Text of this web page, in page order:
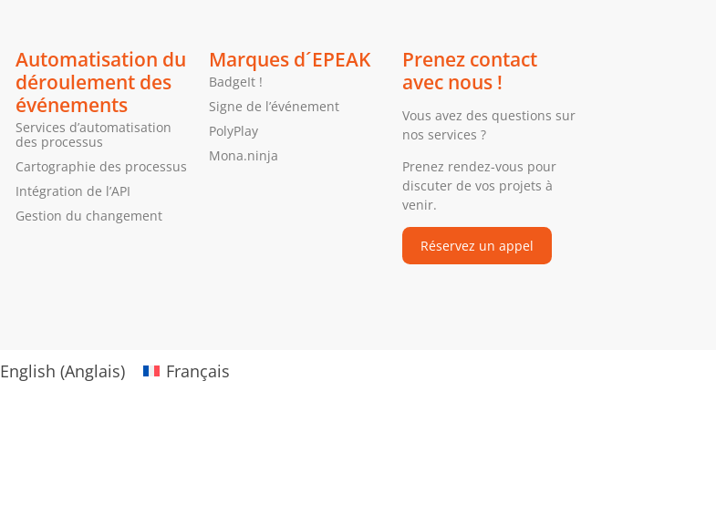
Automatisation du
déroulement des
événements
Services d’automatisation
des processus
Cartographie des processus
Intégration de l’API
Gestion du changement
Marques d´EPEAK
BadgeIt !
Signe de l’événement
PolyPlay
Mona.ninja
Prenez contact
avec nous !
Vous avez des questions sur
nos services ?
Prenez rendez-vous pour
discuter de vos projets à
venir.
Réservez un appel
English (Anglais) Français